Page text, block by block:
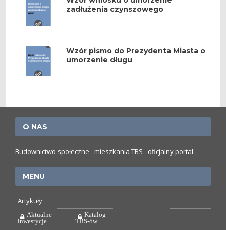
zadłużenia czynszowego
Wzór pismo do Prezydenta Miasta o
umorzenie długu
O NAS
Budownictwo społeczne - mieszkania TBS - oficjalny portal.
MENU
Artykuły
Aktualne
inwestycje
Katalog
TBS-ów